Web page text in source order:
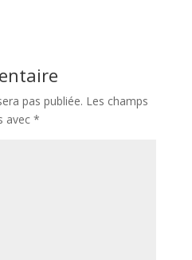
pas publiée. Les champs
avec *